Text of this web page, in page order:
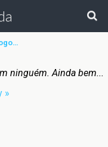
ninguém. Ainda bem...
»